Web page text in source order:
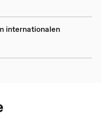
internationalen